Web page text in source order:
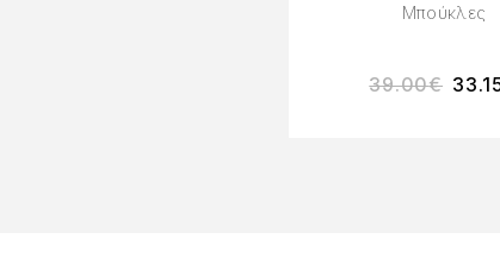
Μπούκλες
39.00€